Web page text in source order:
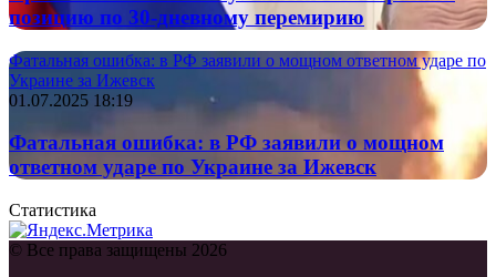
позицию по 30-дневному перемирию
Фатальная ошибка: в РФ заявили о мощном ответном ударе по
Украине за Ижевск
01.07.2025 18:19
Фатальная ошибка: в РФ заявили о мощном
ответном ударе по Украине за Ижевск
Статистика
© Все права защищены 2026